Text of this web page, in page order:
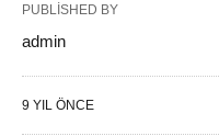
PUBLISHED BY
admin
9 YIL ÖNCE